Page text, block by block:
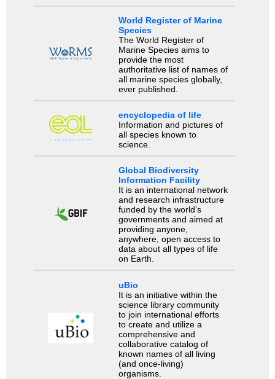
World Register of Marine
Species
The World Register of
Marine Species aims to
provide the most
authoritative list of names of
all marine species globally,
ever published.
encyclopedia of life
Information and pictures of
all species known to
science.
Global Biodiversity
Information Facility
It is an international network
and research infrastructure
funded by the world’s
governments and aimed at
providing anyone,
anywhere, open access to
data about all types of life
on Earth.
uBio
It is an initiative within the
science library community
to join international efforts
to create and utilize a
comprehensive and
collaborative catalog of
known names of all living
(and once-living)
organisms.